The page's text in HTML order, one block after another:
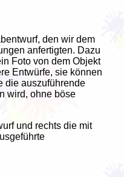
den wir dem
anfertigten. Dazu
Foto von dem Objekt
Entwürfe, sie können
die auszuführende
wird, ohne böse
und rechts die mit